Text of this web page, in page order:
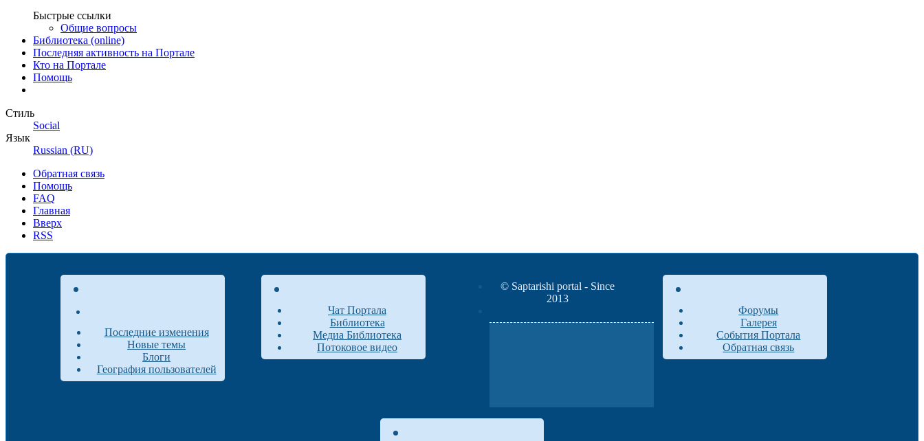
Быстрые ссылки
Общие вопросы
Библиотека (online)
Последняя активность на Портале
Кто на Портале
Помощь
Стиль
Social
Язык
Russian (RU)
Обратная связь
Помощь
FAQ
Главная
Вверх
RSS
Последние изменения
Новые темы
Блоги
География пользователей
Чат Портала
Библиотека
Медиа Библиотека
Потоковое видео
© Saptarishi portal - Since
2013
Форумы
Галерея
События Портала
Обратная связь